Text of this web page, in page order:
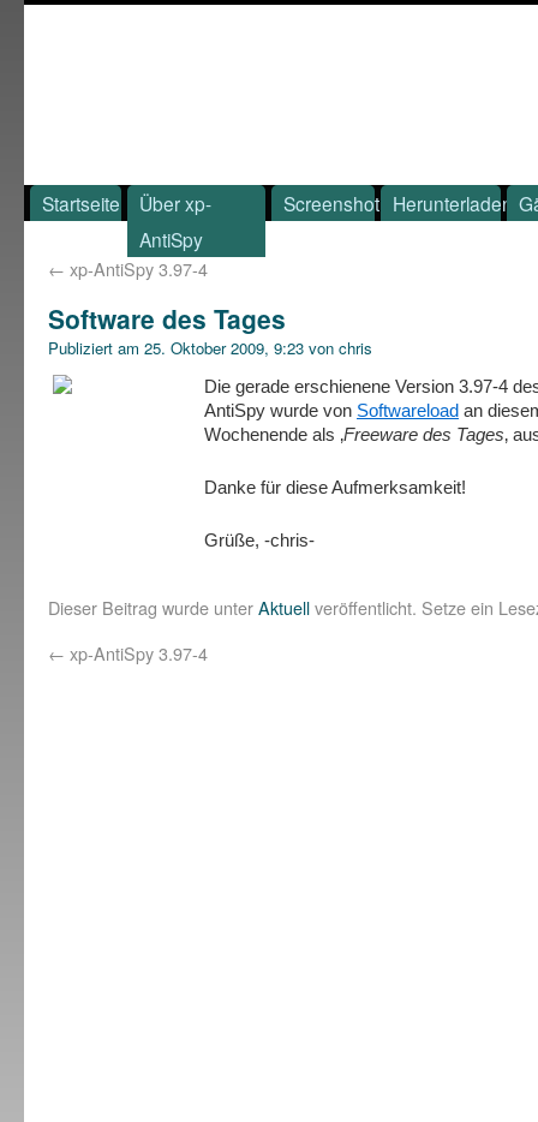
Startseite
Über xp-
AntiSpy
Screenshot Herunterladen
← xp-AntiSpy 3.97-4
Software des Tages
Publiziert am 25. Oktober 2009, 9:23 von chris
Die gerade erschienene Version 3.97-4
AntiSpy wurde von Softwareload an
Wochenende als ‚Freeware des Tages‚
Danke für diese Aufmerksamkeit!
Grüße, -chris-
Dieser Beitrag wurde unterAktuellveröffentlicht. Setze ein
← xp-AntiSpy 3.97-4